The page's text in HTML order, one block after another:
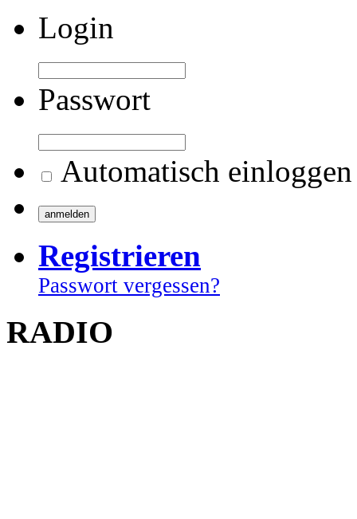
Login
Passwort
Automatisch einloggen
Registrieren
Passwort vergessen?
RADIO